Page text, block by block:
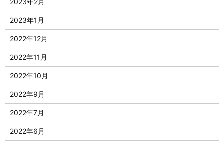
2023年2月
2023年1月
2022年12月
2022年11月
2022年10月
2022年9月
2022年7月
2022年6月